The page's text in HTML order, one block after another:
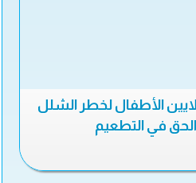
الأطفال لخطر الشلل
في التطعيم